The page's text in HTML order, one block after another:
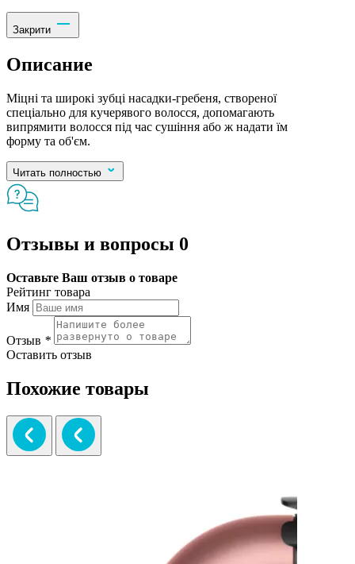
Закрити
Описание
Міцні та широкі зубці насадки-гребеня, створеної
спеціально для кучерявого волосся, допомагають
випрямити волосся під час сушіння або ж надати їм
форму та об'єм.
Читать полностью
Отзывы и вопросы 0
Оставьте Ваш отзыв о товаре
Рейтинг товара
Имя
Отзыв *
Оставить отзыв
Похожие товары